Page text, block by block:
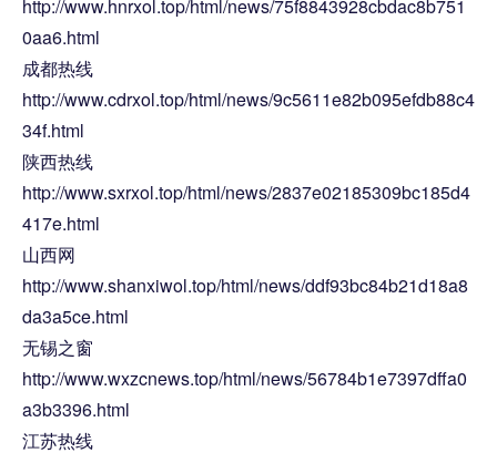
http://www.hnrxol.top/html/news/75f8843928cbdac8b751
0aa6.html
成都热线
http://www.cdrxol.top/html/news/9c5611e82b095efdb88c4
34f.html
陕西热线
http://www.sxrxol.top/html/news/2837e02185309bc185d4
417e.html
山西网
http://www.shanxiwol.top/html/news/ddf93bc84b21d18a8
da3a5ce.html
无锡之窗
http://www.wxzcnews.top/html/news/56784b1e7397dffa0
a3b3396.html
江苏热线